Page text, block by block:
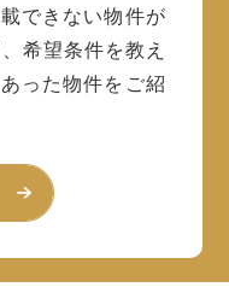
できない物件が
希望条件を教え
った物件をご紹